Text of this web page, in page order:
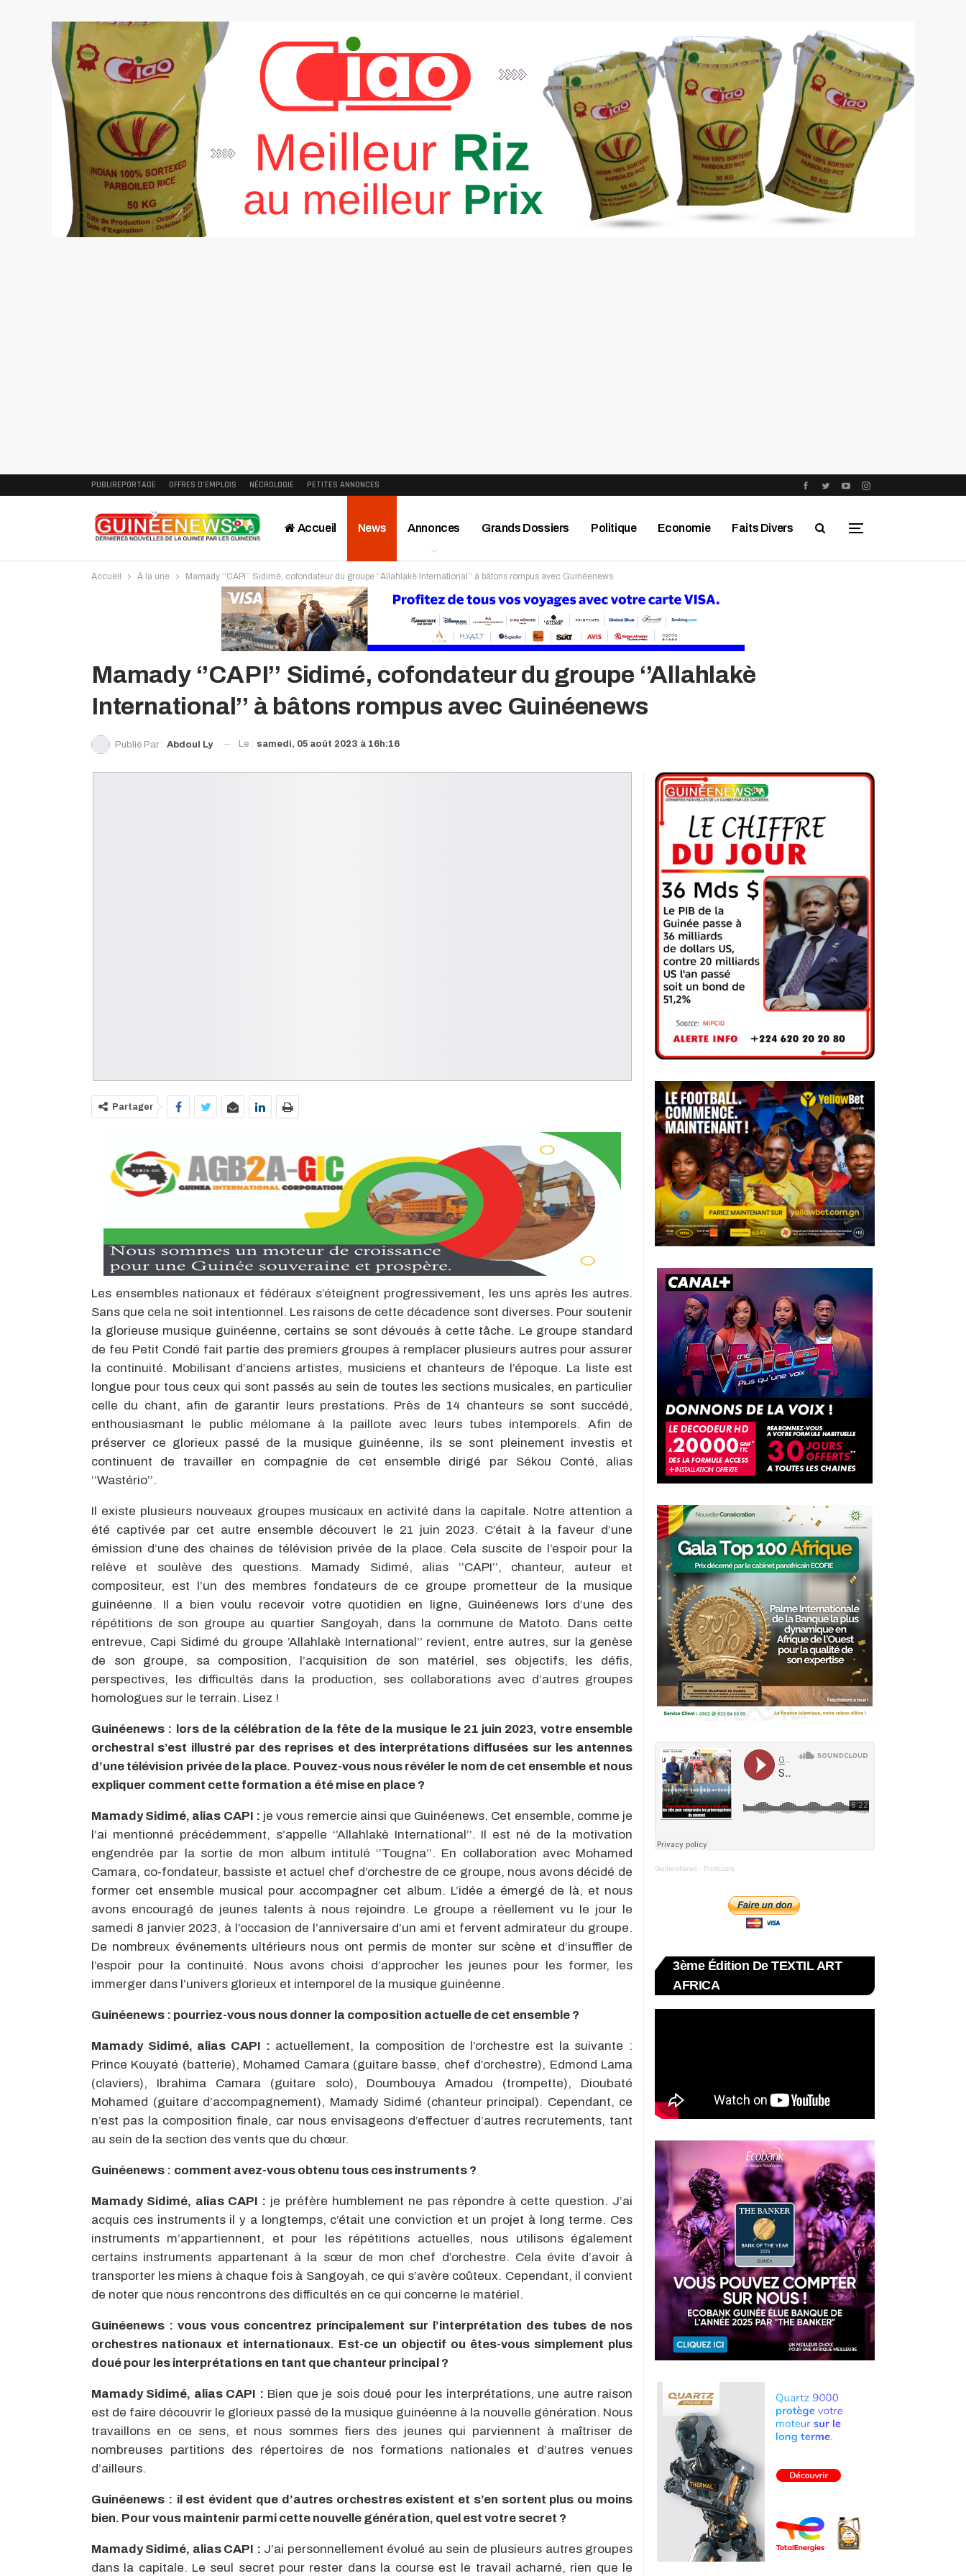
PUBLIREPORTAGE OFFRES D’EMPLOIS NÉCROLOGIE PETITES ANNONCES
Accueil News Annonces Grands Dossiers Politique Economie Faits Divers
Interviews Publireportage Région
Accueil À la une Mamady ‘’CAPI’’ Sidimé, cofondateur du groupe ‘’Allahlakè International’’ à bâtons rompus avec Guinéenews
Mamady ‘’CAPI’’ Sidimé, cofondateur du groupe ‘’Allahlakè
International’’ à bâtons rompus avec Guinéenews
Publié Par : Abdoul Ly Le : samedi, 05 août 2023 à 16h:16
Partager
Les ensembles nationaux et fédéraux s’éteignent progressivement, les uns après les autres.
Sans que cela ne soit intentionnel. Les raisons de cette décadence sont diverses. Pour soutenir
la glorieuse musique guinéenne, certains se sont dévoués à cette tâche. Le groupe standard
de feu Petit Condé fait partie des premiers groupes à remplacer plusieurs autres pour assurer
la continuité. Mobilisant d’anciens artistes, musiciens et chanteurs de l’époque. La liste est
longue pour tous ceux qui sont passés au sein de toutes les sections musicales, en particulier
celle du chant, afin de garantir leurs prestations. Près de 14 chanteurs se sont succédé,
enthousiasmant le public mélomane à la paillote avec leurs tubes intemporels. Afin de
préserver ce glorieux passé de la musique guinéenne, ils se sont pleinement investis et
continuent de travailler en compagnie de cet ensemble dirigé par Sékou Conté, alias
‘’Wastério’’.
Il existe plusieurs nouveaux groupes musicaux en activité dans la capitale. Notre attention a
été captivée par cet autre ensemble découvert le 21 juin 2023. C’était à la faveur d’une
émission d’une des chaines de télévision privée de la place. Cela suscite de l’espoir pour la
relève et soulève des questions. Mamady Sidimé, alias ‘’CAPI’’, chanteur, auteur et
compositeur, est l’un des membres fondateurs de ce groupe prometteur de la musique
guinéenne. Il a bien voulu recevoir votre quotidien en ligne, Guinéenews lors d’une des
répétitions de son groupe au quartier Sangoyah, dans la commune de Matoto. Dans cette
entrevue, Capi Sidimé du groupe ’Allahlakè International’’ revient, entre autres, sur la genèse
de son groupe, sa composition, l’acquisition de son matériel, ses objectifs, les défis,
perspectives, les difficultés dans la production, ses collaborations avec d’autres groupes
homologues sur le terrain. Lisez !
Guinéenews : lors de la célébration de la fête de la musique le 21 juin 2023, votre ensemble
orchestral s’est illustré par des reprises et des interprétations diffusées sur les antennes
d’une télévision privée de la place. Pouvez-vous nous révéler le nom de cet ensemble et nous
expliquer comment cette formation a été mise en place ?
Mamady Sidimé, alias CAPI : je vous remercie ainsi que Guinéenews. Cet ensemble, comme je
l’ai mentionné précédemment, s’appelle ‘’Allahlakè International’’. Il est né de la motivation
engendrée par la sortie de mon album intitulé ‘’Tougna’’. En collaboration avec Mohamed
Camara, co-fondateur, bassiste et actuel chef d’orchestre de ce groupe, nous avons décidé de
former cet ensemble musical pour accompagner cet album. L’idée a émergé de là, et nous
avons encouragé de jeunes talents à nous rejoindre. Le groupe a réellement vu le jour le
samedi 8 janvier 2023, à l’occasion de l’anniversaire d’un ami et fervent admirateur du groupe.
De nombreux événements ultérieurs nous ont permis de monter sur scène et d’insuffler de
l’espoir pour la continuité. Nous avons choisi d’approcher les jeunes pour les former, les
immerger dans l’univers glorieux et intemporel de la musique guinéenne.
Guinéenews : pourriez-vous nous donner la composition actuelle de cet ensemble ?
Mamady Sidimé, alias CAPI : actuellement, la composition de l’orchestre est la suivante :
Prince Kouyaté (batterie), Mohamed Camara (guitare basse, chef d’orchestre), Edmond Lama
(claviers), Ibrahima Camara (guitare solo), Doumbouya Amadou (trompette), Dioubaté
Mohamed (guitare d’accompagnement), Mamady Sidimé (chanteur principal). Cependant, ce
n’est pas la composition finale, car nous envisageons d’effectuer d’autres recrutements, tant
au sein de la section des vents que du chœur.
Guinéenews : comment avez-vous obtenu tous ces instruments ?
Mamady Sidimé, alias CAPI : je préfère humblement ne pas répondre à cette question. J’ai
acquis ces instruments il y a longtemps, c’était une conviction et un projet à long terme. Ces
instruments m’appartiennent, et pour les répétitions actuelles, nous utilisons également
certains instruments appartenant à la sœur de mon chef d’orchestre. Cela évite d’avoir à
transporter les miens à chaque fois à Sangoyah, ce qui s’avère coûteux. Cependant, il convient
de noter que nous rencontrons des difficultés en ce qui concerne le matériel.
Guinéenews : vous vous concentrez principalement sur l’interprétation des tubes de nos
orchestres nationaux et internationaux. Est-ce un objectif ou êtes-vous simplement plus
doué pour les interprétations en tant que chanteur principal ?
Mamady Sidimé, alias CAPI : Bien que je sois doué pour les interprétations, une autre raison
est de faire découvrir le glorieux passé de la musique guinéenne à la nouvelle génération. Nous
travaillons en ce sens, et nous sommes fiers des jeunes qui parviennent à maîtriser de
nombreuses partitions des répertoires de nos formations nationales et d’autres venues
d’ailleurs.
Guinéenews : il est évident que d’autres orchestres existent et s’en sortent plus ou moins
bien. Pour vous maintenir parmi cette nouvelle génération, quel est votre secret ?
Mamady Sidimé, alias CAPI : J’ai personnellement évolué au sein de plusieurs autres groupes
dans la capitale. Le seul secret pour rester dans la course est le travail acharné, rien que le
GuineeNews · Podcasts
3ème Édition De TEXTIL ART
AFRICA